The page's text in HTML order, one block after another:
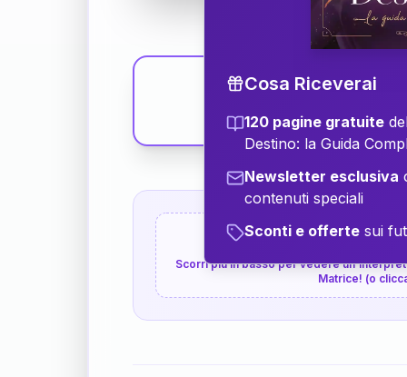
👇 P.S. Interpretazione
Scorri più in basso per vedere
Matrice! (o
Cosa Riceverai
120 pagine gratuite
Destino: la Guida
Newsletter esclusiva
contenuti speciali
Sconti e offerte sui